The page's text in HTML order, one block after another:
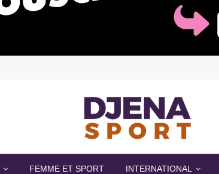
FEMME ET SPORT INTERNATIONAL